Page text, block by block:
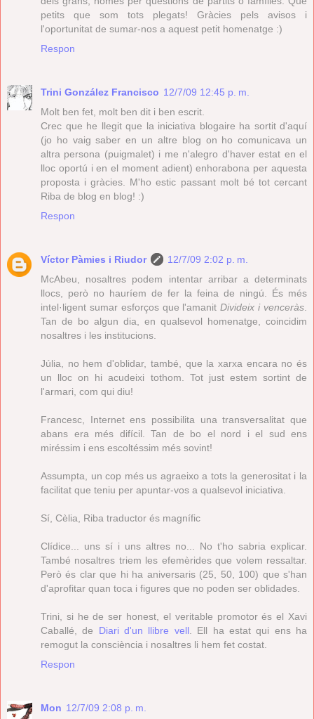
petits que som tots plegats! Gràcies pels avisos i
l'oportunitat de sumar-nos a aquest petit homenatge :)
Respon
Trini González Francisco 12/7/09 12:45 p. m.
Molt ben fet, molt ben dit i ben escrit.
Crec que he llegit que la iniciativa blogaire ha sortit d'aquí
(jo ho vaig saber en un altre blog on ho comunicava un
altra persona (puigmalet) i me n'alegro d'haver estat en el
lloc oportú i en el moment adient) enhorabona per aquesta
proposta i gràcies. M'ho estic passant molt bé tot cercant
Riba de blog en blog! :)
Respon
Víctor Pàmies i Riudor
12/7/09 2:02 p. m.
McAbeu, nosaltres podem intentar arribar a determinats
llocs, però no hauríem de fer la feina de ningú. És més
intel·ligent sumar esforços que l'amanitDivideix i venceràs
Tan de bo algun dia, en qualsevol homenatge, coincidim
nosaltres i les institucions.
Júlia, no hem d'oblidar, també, que la xarxa encara no és
un lloc on hi acudeixi tothom. Tot just estem sortint de
l'armari, com qui diu!
Francesc, Internet ens possibilita una transversalitat que
abans era més difícil. Tan de bo el nord i el sud ens
miréssim i ens escoltéssim més sovint!
Assumpta, un cop més us agraeixo a tots la generositat i la
facilitat que teniu per apuntar-vos a qualsevol iniciativa.
Sí, Cèlia, Riba traductor és magnífic
Clídice... uns sí i uns altres no... No t'ho sabria explicar.
També nosaltres triem les efemèrides que volem ressaltar.
Però és clar que hi ha aniversaris (25, 50, 100) que s'han
d'aprofitar quan toca i figures que no poden ser oblidades.
Trini, si he de ser honest, el veritable promotor és el Xavi
Caballé, de Diari d'un llibre vell . Ell ha estat qui ens ha
remogut la consciència i nosaltres li hem fet costat.
Respon
Mon 12/7/09 2:08 p. m.